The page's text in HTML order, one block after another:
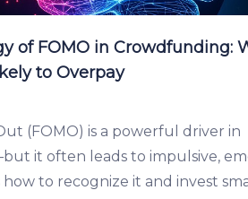
of FOMO in Crowdfunding:
to Overpay
(FOMO) is a powerful driver in
it often leads to impulsive,
how to recognize it and invest